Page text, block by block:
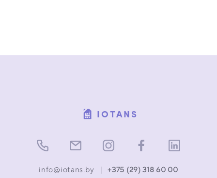
IOTANS
info@iotans.by | +375 (29) 318 60 00